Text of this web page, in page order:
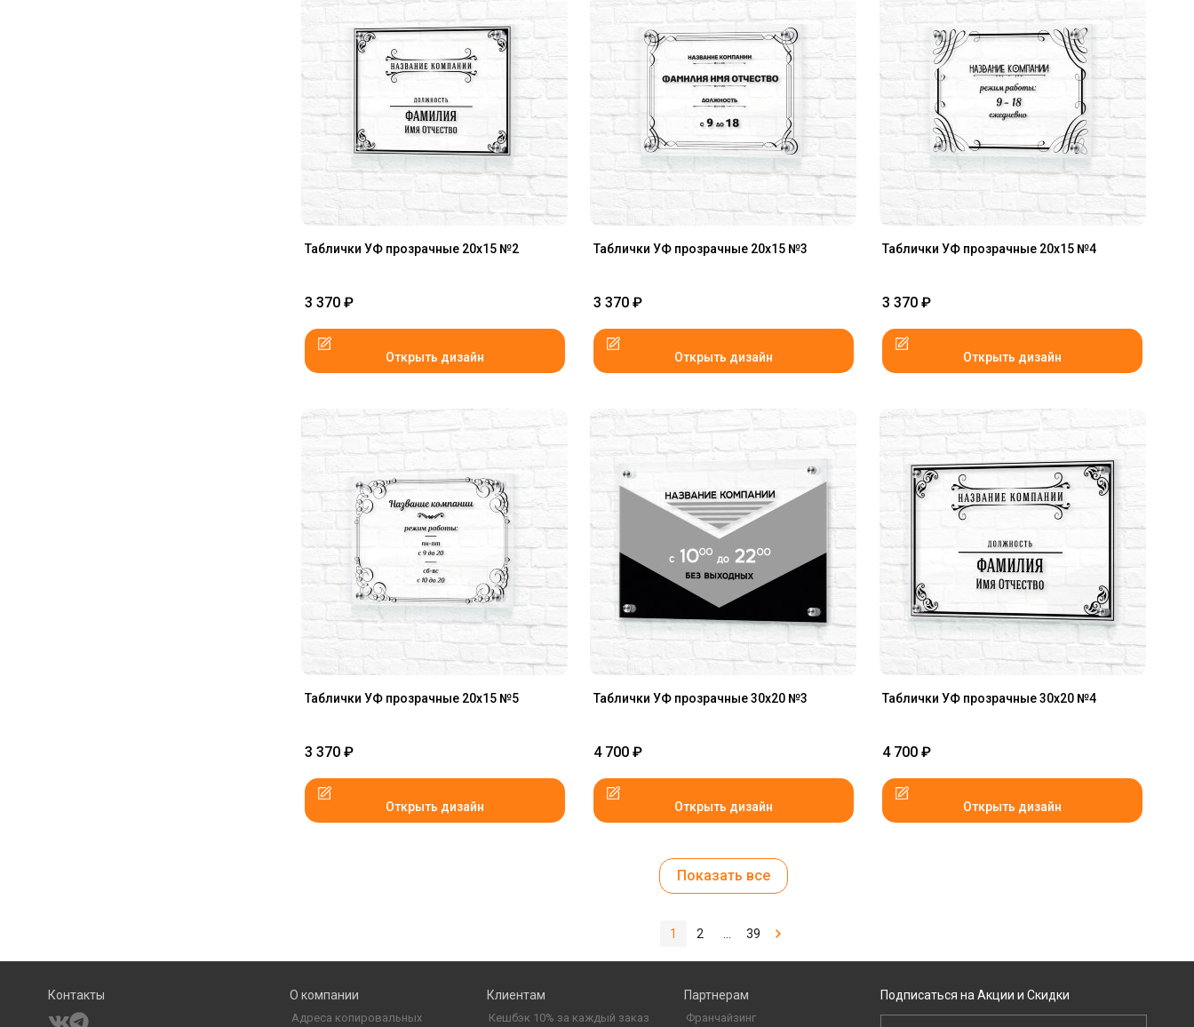
Таблички УФ прозрачные 20x15 №2
3 370 ₽
Открыть дизайн
Таблички УФ прозрачные 20x15 №3
3 370 ₽
Открыть дизайн
Таблички УФ прозрачные 20x15 №4
3 370 ₽
Открыть дизайн
Таблички УФ прозрачные 20x15 №5
3 370 ₽
Открыть дизайн
Таблички УФ прозрачные 30x20 №3
4 700 ₽
Открыть дизайн
Таблички УФ прозрачные 30x20 №4
4 700 ₽
Открыть дизайн
Показать все
1 2 39
Контакты О компании
Адреса копировальных
Клиентам
Кешбэк 10% за каждый заказ
Партнерам
Франчайзинг
Подписаться на Акции и Скидки